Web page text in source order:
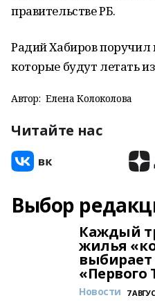
правительстве РБ.
Радий Хабиров
которые будут летать
Автор: Елена Колоколова
Читайте нас
Выбор
Каждый
жилья
«Первого
Новости 7